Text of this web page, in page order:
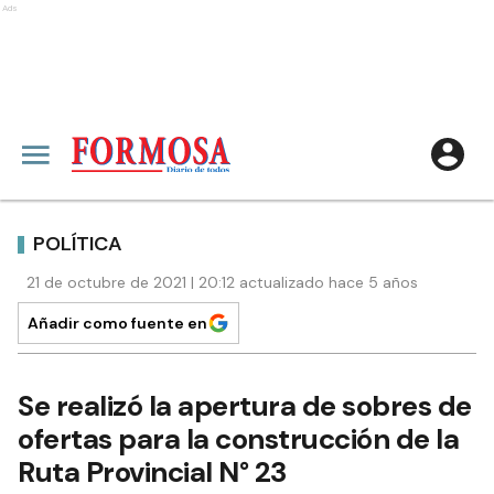
Ads
POLÍTICA
21 de octubre de 2021 | 20:12 actualizado hace 5 años
Añadir como fuente en
Se realizó la apertura de sobres de
ofertas para la construcción de la
Ruta Provincial N° 23